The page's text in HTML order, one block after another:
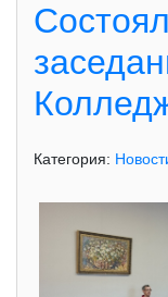
Категория: